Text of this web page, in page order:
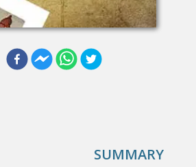
SUMMARY